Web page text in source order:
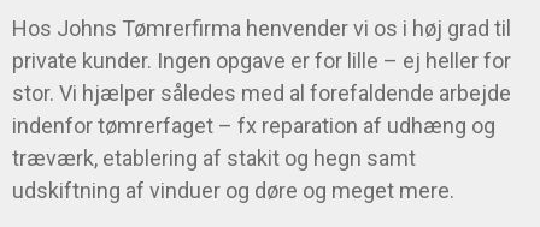
Hos Johns Tømrerfirma henvender vi os i høj grad til
private kunder. Ingen opgave er for lille – ej heller for
stor. Vi hjælper således med al forefaldende arbejde
indenfor tømrerfaget – fx reparation af udhæng og
træværk, etablering af stakit og hegn samt
udskiftning af vinduer og døre og meget mere.